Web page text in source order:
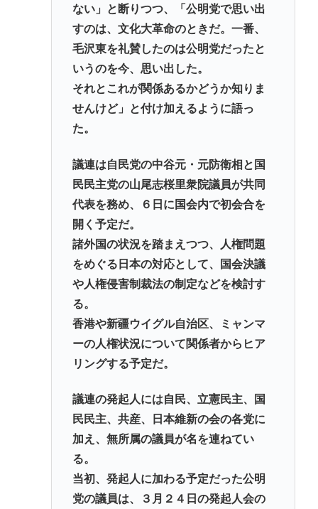
ない」と断りつつ、「公明党で思い出
すのは、文化大革命のときだ。一番、
毛沢東を礼賛したのは公明党だったと
いうのを今、思い出した。
それとこれが関係あるかどうか知りま
せんけど」と付け加えるように語っ
た。
議連は自民党の中谷元・元防衛相と国
民民主党の山尾志桜里衆院議員が共同
代表を務め、６日に国会内で初会合を
開く予定だ。
諸外国の状況を踏まえつつ、人権問題
をめぐる日本の対応として、国会決議
や人権侵害制裁法の制定などを検討す
る。
香港や新疆ウイグル自治区、ミャンマ
ーの人権状況について関係者からヒア
リングする予定だ。
議連の発起人には自民、立憲民主、国
民民主、共産、日本維新の会の各党に
加え、無所属の議員が名を連ねてい
る。
当初、発起人に加わる予定だった公明
党の議員は、３月２４日の発起人会の